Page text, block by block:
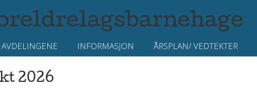
AVDELINGENE INFORMASJON ÅRSPLAN/ VEDTEKTER
2026